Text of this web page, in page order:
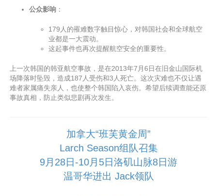
公众影响 ：
179人的罹难数字触目惊心，对韩国社会和全球航空
业都是一大震动。
这起事件也再次提醒航空安全的重要性。
上一次韩国的韩亚航空事故，是在2013年7月6日在旧金山国际机
场降落时坠毁，造成187人受伤和3人死亡。这次灾难也不仅让遇
难者家属痛失亲人，也使整个韩国陷入哀伤。希望后续调查能还原
事故真相，防止类似悲剧再次发生。
加拿大“班芙黄金周”
Larch Season组队召集
9月28日-10月5日洛矶山脉8日游
温哥华进出 Jack领队